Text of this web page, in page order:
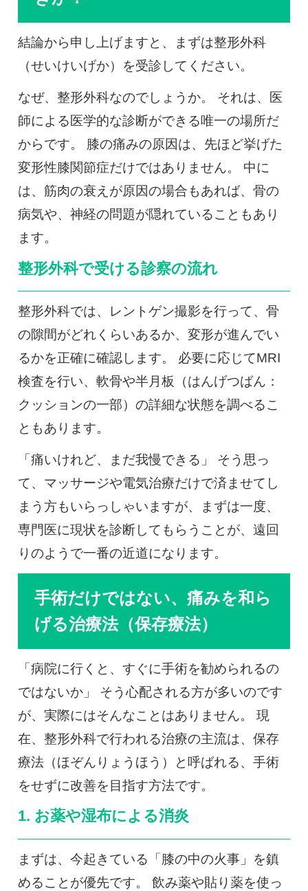
結論から申し上げますと、まずは整形外科
（せいけいげか）を受診してください。
なぜ、整形外科なのでしょうか。 それは、医
師による医学的な診断ができる唯一の場所だ
からです。 膝の痛みの原因は、先ほど挙げた
変形性膝関節症だけではありません。 中に
は、筋肉の衰えが原因の場合もあれば、骨の
病気や、神経の問題が隠れていることもあり
ます。
整形外科で受ける診察の流れ
整形外科では、レントゲン撮影を行って、骨
の隙間がどれくらいあるか、変形が進んでい
るかを正確に確認します。 必要に応じてMRI
検査を行い、軟骨や半月板（はんげつばん：
クッションの一部）の詳細な状態を調べるこ
ともあります。
「痛いけれど、まだ我慢できる」 そう思っ
て、マッサージや電気治療だけで済ませてし
まう方もいらっしゃいますが、まずは一度、
専門医に現状を診断してもらうことが、遠回
りのようで一番の近道になります。
手術だけではない、痛みを和ら
げる治療法（保存療法）
「病院に行くと、すぐに手術を勧められるの
ではないか」 そう心配される方が多いのです
が、実際にはそんなことはありません。 現
在、整形外科で行われる治療の主流は、保存
療法（ほぞんりょうほう）と呼ばれる、手術
をせずに改善を目指す方法です。
1. お薬や湿布による消炎
まずは、今起きている「膝の中の火事」を鎮
めることが優先です。 飲み薬や貼り薬を使っ